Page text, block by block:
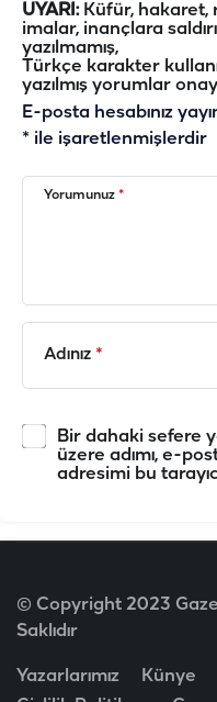
UYARI:Küfür, hakaret,
imalar, inançlara
yazılmamış,
Türkçe karakter
yazılmış yorumlar
E-posta hesabınız
* ile işaretlenmişlerdir
Yorumunuz *
Adınız *
Bir dahaki sefere
üzere adımı, e-
adresimi bu
© Copyright 2023
Saklıdır
Yazarlarımız Künye